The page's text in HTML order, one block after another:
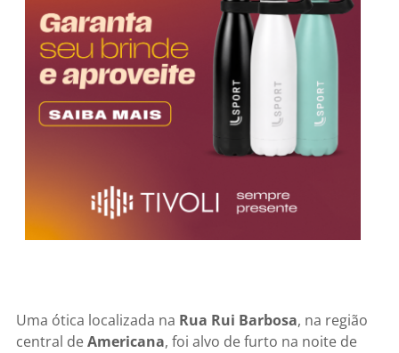
Uma ótica localizada na Rua Rui Barbosa, na região
central deAmericana, foi alvo de furto na noite de